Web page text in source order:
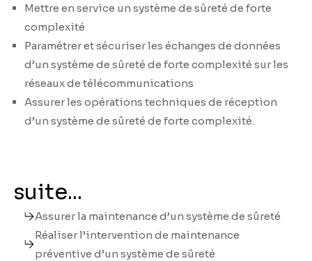
Mettre en service un système de sûreté de forte
complexité
Paramétrer et sécuriser les échanges de données
d’un système de sûreté de forte complexité sur les
réseaux de télécommunications
Assurer les opérations techniques de réception
d’un système de sûreté de forte complexité.
suite...
Assurer la maintenance d’un système de sûreté
Réaliser l’intervention de maintenance
préventive d’un système de sûreté